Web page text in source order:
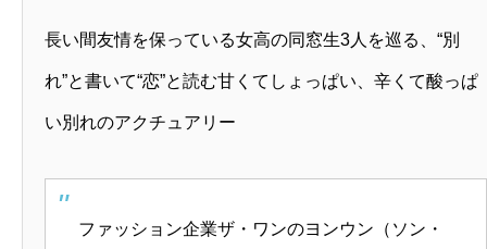
長い間友情を保っている女高の同窓生3人を巡る、“別
れ”と書いて“恋”と読む甘くてしょっぱい、辛くて酸っぱ
い別れのアクチュアリー
ファッション企業ザ・ワンのヨンウン（ソン・